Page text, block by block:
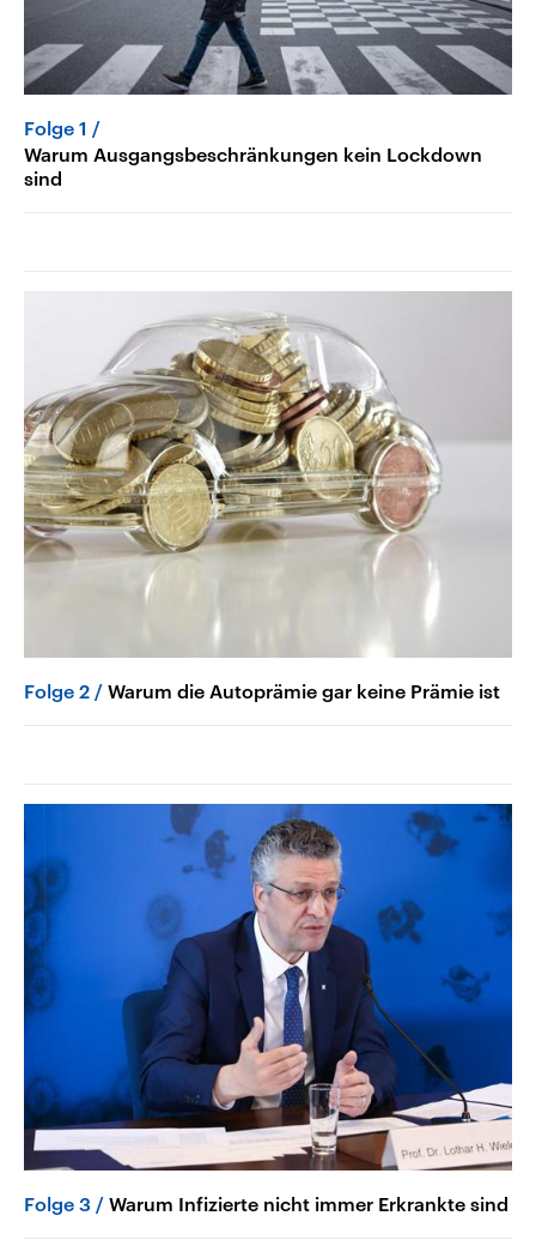
Folge 1
Warum Ausgangsbeschränkungen kein Lockdown
sind
Folge 2 Warum die Autoprämie gar keine Prämie ist
Folge 3 Warum Infizierte nicht immer Erkrankte sind